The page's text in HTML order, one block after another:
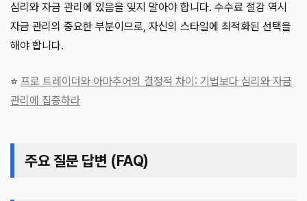
심리와 자금 관리에 있음을 잊지 말아야 합니다. 수수료 절감 역시
자금 관리의 중요한 부분이므로, 자신의 스타일에 최적화된 선택을
해야 합니다.
⭐ 프로 트레이더와 아마추어의 결정적 차이: 기법보다 심리와 자금
관리에 집중하라
주요 질문 답변 (FAQ)